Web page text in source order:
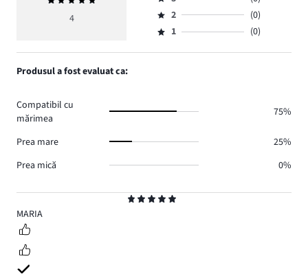
5
MARIA
medie
4
de
voturi
4.
numărul
de
0.
Evaluare
3,
numărul
Evaluare
2,
2
(0)
Evaluare
1,
1 (0)
Produsul a fost evaluat ca:
Compatibil cu
mărimea
75%
Prea mare
25%
Prea mică
0%